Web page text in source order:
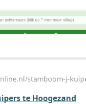
stamboom-j-
te Hoogezand